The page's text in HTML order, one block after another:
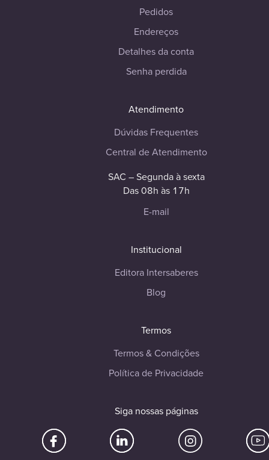
Pedidos
Endereços
Detalhes da conta
Senha perdida
Atendimento
Dúvidas Frequentes
Central de Atendimento
SAC – Segunda à sexta
Das 08h às 17h
E-mail
Institucional
Editora Intersaberes
Blog
Termos
Termos & Condições
Política de Privacidade
Siga nossas páginas